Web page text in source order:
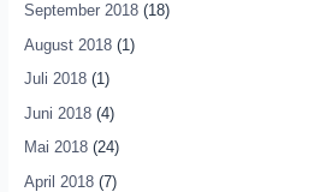
September 2018(18)
August 2018(1)
Juli 2018(1)
Juni 2018(4)
Mai 2018(24)
April 2018(7)